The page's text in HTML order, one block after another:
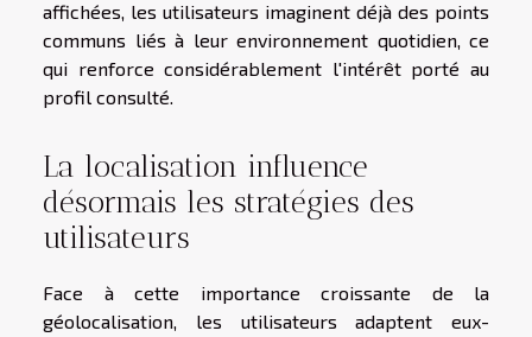
affichées, les utilisateurs imaginent déjà des points
communs liés à leur environnement quotidien, ce
qui renforce considérablement l'intérêt porté au
profil consulté.
La localisation influence
désormais les stratégies des
utilisateurs
Face à cette importance croissante de la
géolocalisation, les utilisateurs adaptent eux-